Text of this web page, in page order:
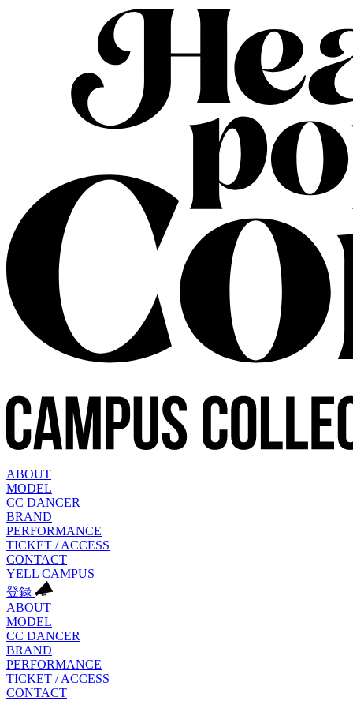
ABOUT
MODEL
CC DANCER
BRAND
PERFORMANCE
TICKET / ACCESS
CONTACT
YELL CAMPUS
登録
ABOUT
MODEL
CC DANCER
BRAND
PERFORMANCE
TICKET / ACCESS
CONTACT